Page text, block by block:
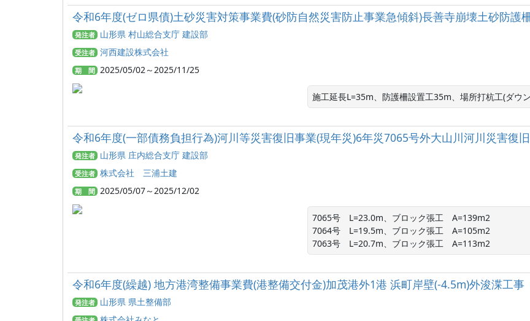
令和6年度(ゼロ県債)土砂災害対策事業費(砂防自然災害防止事業急傾斜)長善寺崩壊土砂防護
発注者 山形県 村山総合支庁 建設部
受注者 河西建設株式会社
期 間 2025/05/02～2025/11/25
施工延長L=35m、防護柵設置工35m、場所打杭工(ダウ
令和6年度(一部債務負担行為)河川等災害復旧事業(現年災)6年災7065号外大山川河川災害復
発注者 山形県 庄内総合支庁 建設部
受注者 株式会社 三浦土建
期 間 2025/05/07～2025/12/02
7065号　L=23.0m、ブロック張工　A=139m2
7064号　L=19.5m、ブロック張工　A=105m2
7063号　L=20.7m、ブロック張工　A=113m2
令和6年度(繰越) 地方港湾整備事業費(港整備交付金)加茂港外1港 浜町岸壁(-4.5m)外浚渫工事
発注者 山形県 県土整備部